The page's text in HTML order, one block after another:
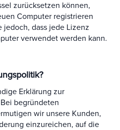
zurücksetzen können,
Computer registrieren
dass jede Lizenz
verwendet werden kann.
Erklärung zur
begründeten
wir unsere Kunden,
einzureichen, auf die